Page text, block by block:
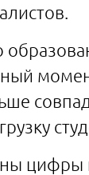
цифры